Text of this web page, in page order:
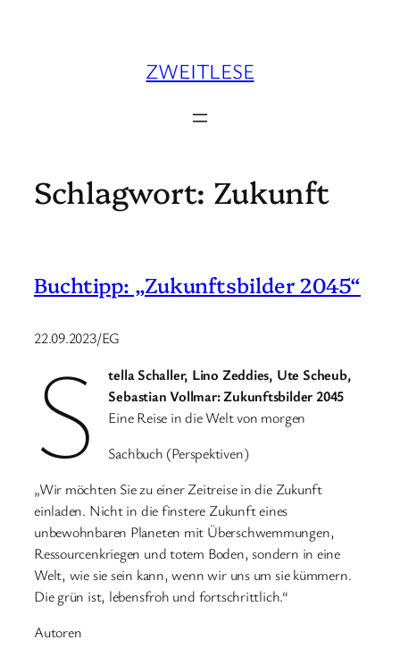
ZWEITLESE
Schlagwort: Zukunft
Buchtipp: „Zukunftsbilder 2045“
22.09.2023/EG
S
tella Schaller, Lino Zeddies, Ute Scheub,
Sebastian Vollmar: Zukunftsbilder 2045
Eine Reise in die Welt von morgen
Sachbuch (Perspektiven)
„Wir möchten Sie zu einer Zeitreise in die Zukunft
einladen. Nicht in die finstere Zukunft eines
unbewohnbaren Planeten mit Überschwemmungen,
Ressourcenkriegen und totem Boden, sondern in eine
Welt, wie sie sein kann, wenn wir uns um sie kümmern.
Die grün ist, lebensfroh und fortschrittlich.“
Autoren